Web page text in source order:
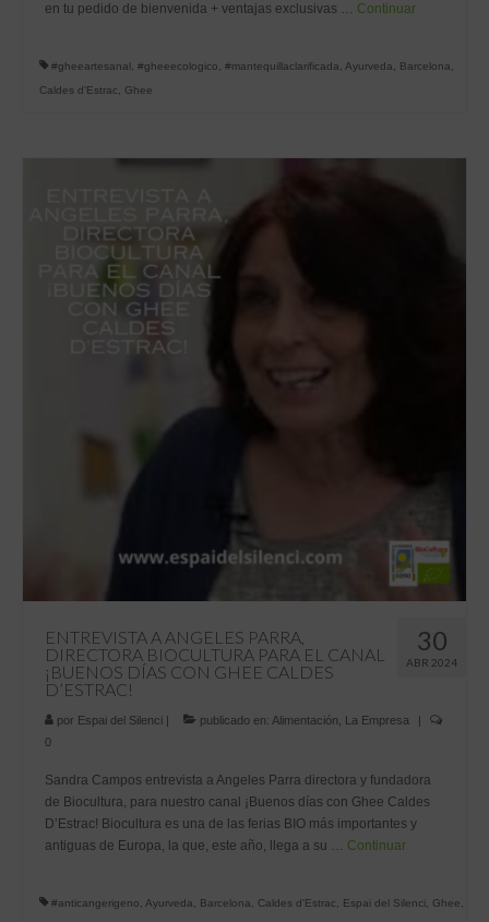
en tu pedido de bienvenida + ventajas exclusivas … Continuar
#gheeartesanal #gheeecologico #mantequillaclarificada Ayurveda Barcelona
Caldes d'Estrac
Ghee
30
ABR 2024
ENTREVISTA A ANGELES PARRA,
DIRECTORA BIOCULTURA PARA EL CANAL
¡BUENOS DÍAS CON GHEE CALDES
D’ESTRAC!
por Espai del Silenci | publicado en: Alimentación La Empresa
|
0
Sandra Campos entrevista a Angeles Parra directora y fundadora
de Biocultura, para nuestro canal ¡Buenos días con Ghee Caldes
D’Estrac! Biocultura es una de las ferias BIO más importantes y
antiguas de Europa, la que, este año, llega a su … Continuar
#anticangerigeno Ayurveda Barcelona Caldes d'Estrac Espai del Silenci Ghee